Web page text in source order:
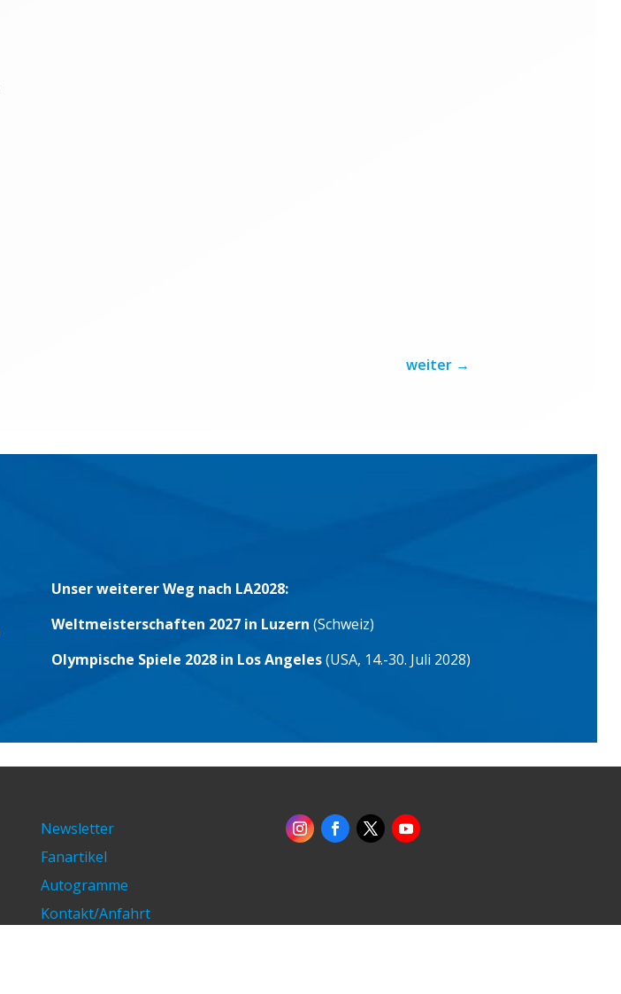
weiter →
Unser weiterer Weg nach LA2028:
Weltmeisterschaften 2027 in Luzern (Schweiz)
Olympische Spiele 2028 in Los Angeles(USA, 14.-30. Juli 2028)
Newsletter
Fanartikel
Autogramme
Kontakt/Anfahrt